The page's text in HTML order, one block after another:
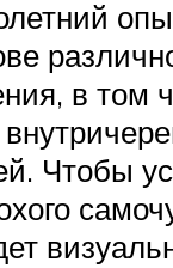
в том
Чтобы